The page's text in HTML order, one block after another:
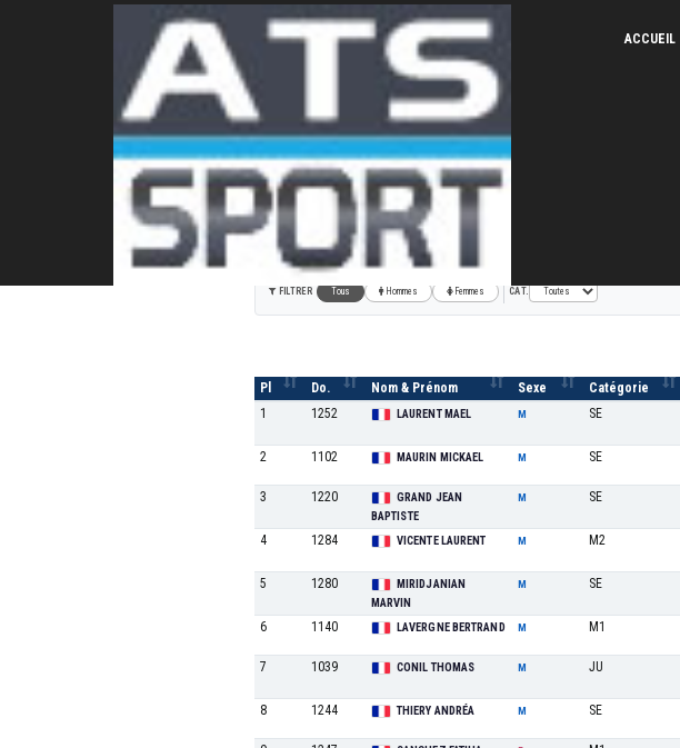
ACCUEIL
Semi-Marathon de SETE
LE 10KM
FILTRER Tous Hommes Femmes CAT.
Pl Do. Nom & Prénom Sexe Catégorie
1
1252 LAURENT MAEL M SE
2 1102 MAURIN MICKAEL M SE
3 1220
GRAND JEAN
BAPTISTE
M SE
4 1284 VICENTE LAURENT M M2
5 1280
MIRIDJANIAN
MARVIN
M SE
6 1140 LAVERGNE BERTRAND M M1
7 1039 CONIL THOMAS M JU
8 1244 THIERY ANDRÉA M SE